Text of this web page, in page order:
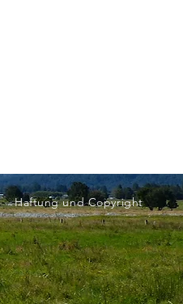
Haftung und Copyright